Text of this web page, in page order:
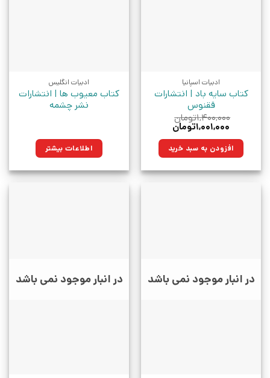
ادبیات اسپانیا
کتاب سایه باد | انتشارات
ققنوس
۱,۴۰۰,۰۰۰تومان
قیمت
۱,۴۰۰,۰۰۰تومان
بود.
۱,۰۰۱,۰۰۰تومان
۱,۰۰۱,۰۰۰تومان.افزودن به سبد خرید
ادبیات انگلیس
کتاب معیوب ها | انتشارات
نشر چشمه
اطلاعات بیشتر
در انبار موجود نمی باشد در انبار موجود نمی باشد